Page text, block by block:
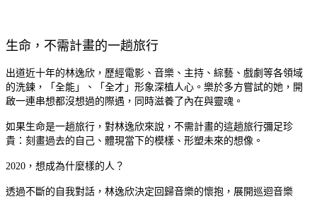
生命，不需計畫的一趟旅行
出道近十年的林逸欣，歷經電影、音樂、主持、綜藝、戲劇等各領域
的洗鍊，「全能」、「全才」形象深植人心。樂於多方嘗試的她，開
啟一連串想都沒想過的際遇，同時滋養了內在與靈魂。
如果生命是一趟旅行，對林逸欣來說，不需計畫的這趟旅行彌足珍
貴：刻畫過去的自己、體現當下的模樣、形塑未來的想像。
2020，想成為什麼樣的人？
透過不斷的自我對話，林逸欣決定回歸音樂的懷抱，展開巡迴音樂